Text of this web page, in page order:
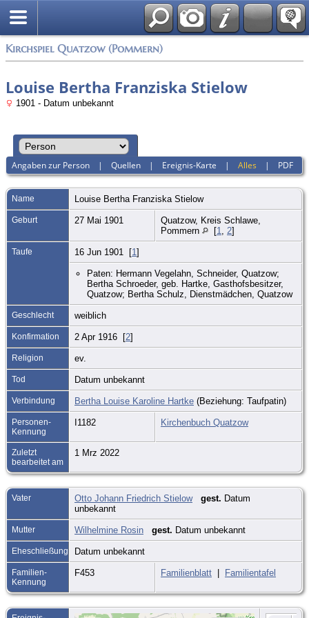
Kirchspiel Quatzow (Pommern)
Louise Bertha Franziska Stielow
1901 - Datum unbekannt
Angaben zur Person |Quellen | Ereignis-Karte |Alles | PDF
Name Louise Bertha Franziska Stielow
Geburt 27 Mai 1901
Quatzow, Kreis Schlawe,
Pommern
[1 2]
Taufe 16 Jun 1901 [1]
Paten: Hermann Vegelahn, Schneider, Quatzow;
Bertha Schroeder, geb. Hartke, Gasthofsbesitzer,
Quatzow; Bertha Schulz, Dienstmädchen, Quatzow
Geschlecht weiblich
Konfirmation 2 Apr 1916 [2]
Religion ev.
Tod Datum unbekannt
Verbindung Bertha Louise Karoline Hartke (Beziehung: Taufpatin)
Personen-
Kennung
I1182 Kirchenbuch Quatzow
Zuletzt
bearbeitet am
1 Mrz 2022
Vater Otto Johann Friedrich Stielow gest. Datum
unbekannt
Mutter Wilhelmine Rosin gest. Datum unbekannt
Eheschließung Datum unbekannt
Familien-
Kennung
F453 Familienblatt | Familientafel